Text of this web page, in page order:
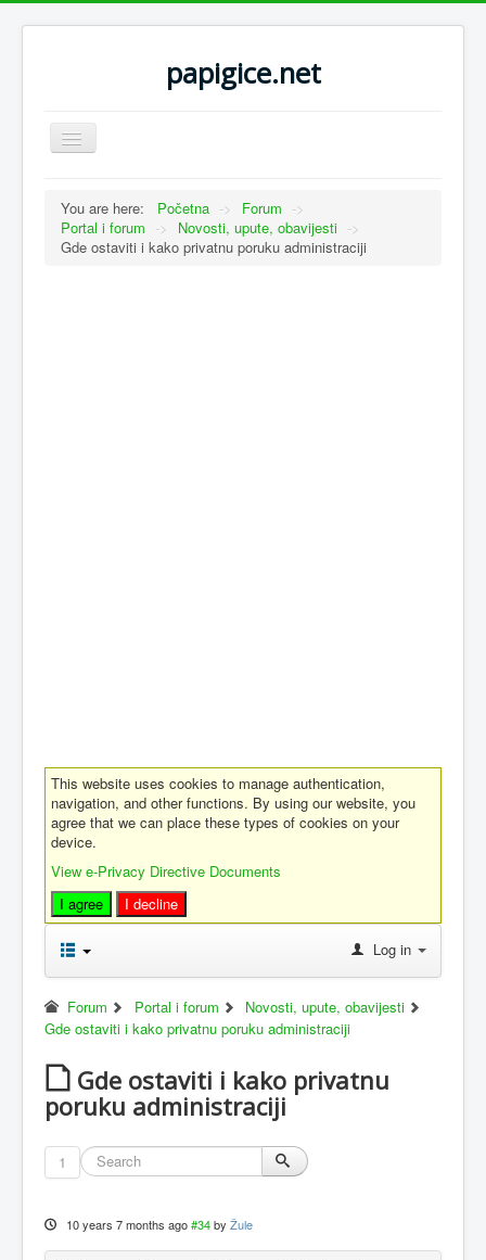
papigice.net
Toggle
Navigation
You are here: Početna -> Forum ->
Portal i forum -> Novosti, upute, obavijesti ->
Gde ostaviti i kako privatnu poruku administraciji
This website uses cookies to manage authentication,
navigation, and other functions. By using our website, you
agree that we can place these types of cookies on your
device.
View e-Privacy Directive Documents
I agree
I decline
Log in
Forum Portal i forum
Novosti, upute, obavijesti
Gde ostaviti i kako privatnu poruku administraciji
Gde ostaviti i kako privatnu
poruku administraciji
1
10 years 7 months ago #34 by Žule